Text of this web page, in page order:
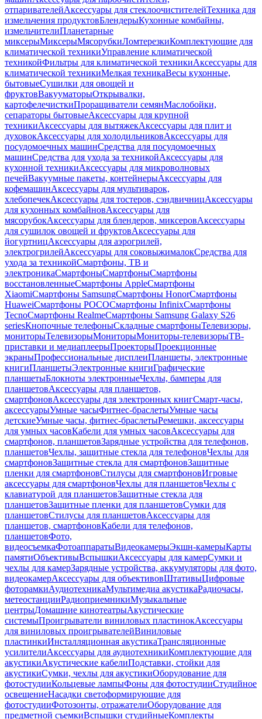
отпаривателейАксессуары для стеклоочистителейТехника для
измельчения продуктовБлендерыКухонные комбайны,
измельчителиПланетарные
миксерыМиксерыМясорубкиЛомтерезкиКомплектующие для
климатической техникиУправление климатической
техникойФильтры для климатической техникиАксессуары для
климатической техникиМелкая техникаВесы кухонные,
бытовыеСушилки для овощей и
фруктовВакууматорыОткрывалки,
картофелечисткиПроращиватели семянМаслобойки,
сепараторы бытовыеАксессуары для крупной
техникиАксессуары для вытяжекАксессуары для плит и
духовокАксессуары для холодильниковАксессуары для
посудомоечных машинСредства для посудомоечных
машинСредства для ухода за техникойАксессуары для
кухонной техникиАксессуары для микроволновых
печейВакуумные пакеты, контейнерыАксессуары для
кофемашинАксессуары для мультиварок,
хлебопечекАксессуары для тостеров, сэндвичницАксессуары
для кухонных комбайновАксессуары для
мясорубокАксессуары для блендеров, миксеровАксессуары
для сушилок овощей и фруктовАксессуары для
йогуртницАксессуары для аэрогрилей,
электрогрилейАксессуары для соковыжималокСредства для
ухода за техникойСмартфоны, ТВ и
электроникаСмартфоныСмартфоныСмартфоны
восстановленныеСмартфоны AppleСмартфоны
XiaomiСмартфоны SamsungСмартфоны HonorСмартфоны
HuaweiСмартфоны POCOСмартфоны InfinixСмартфоны
TecnoСмартфоны RealmeСмартфоны Samsung Galaxy S26
seriesКнопочные телефоныСкладные смартфоныТелевизоры,
мониторыТелевизорыМониторыМониторы-телевизорыТВ-
приставки и медиаплеерыПроекторыПроекционные
экраныПрофессиональные дисплеиПланшеты, электронные
книгиПланшетыЭлектронные книгиГрафические
планшетыБлокноты электронныеЧехлы, бамперы для
планшетовАксессуары для планшетов,
смартфоновАксессуары для электронных книгСмарт-часы,
аксессуарыУмные часыФитнес-браслетыУмные часы
детскиеУмные часы, фитнес-браслетыРемешки, аксессуары
для умных часовКабели для умных часовАксессуары для
смартфонов, планшетовЗарядные устройства для телефонов,
планшетовЧехлы, защитные стекла для телефоновЧехлы для
смартфоновЗащитные стекла для смартфоновЗащитные
пленки для смартфоновСтилусы для смартфоновИгровые
аксессуары для смартфоновЧехлы для планшетовЧехлы с
клавиатурой для планшетовЗащитные стекла для
планшетовЗащитные пленки для планшетовСумки для
планшетовСтилусы для планшетовАксессуары для
планшетов, смартфоновКабели для телефонов,
планшетовФото,
видеосъемкаФотоаппаратыВидеокамерыЭкшн-камерыКарты
памятиОбъективыВспышкиАксессуары для камерСумки и
чехлы для камерЗарядные устройства, аккумуляторы для фото,
видеокамерАксессуары для объективовШтативыЦифровые
фоторамкиАудиотехникаМультимедиа акустикаРадиочасы,
метеостанцииРадиоприемникиМузыкальные
центрыДомашние кинотеатрыАкустические
системыПроигрыватели виниловых пластинокАксессуары
для виниловых проигрывателейВиниловые
пластинкиИнсталляционная акустикаТрансляционные
усилителиАксессуары для аудиотехникиКомплектующие для
акустикиАкустические кабелиПодставки, стойки для
акустикиСумки, чехлы для акустикиОборудование для
фотостудииКольцевые лампыФоны для фотостудииСтудийное
освещениеНасадки светоформирующие для
фотостудииФотозонты, отражателиОборудование для
предметной съемкиВспышки студийныеКомплекты